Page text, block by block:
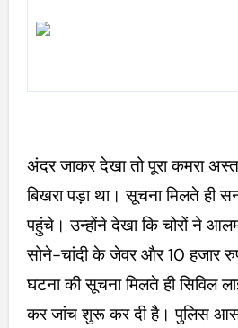
अंदर जाकर देखा तो पूरा कमरा
बिखरा पड़ा था। सूचना मिलते ही
पहुंचे। उन्होंने देखा कि चोरों ने
सोने-चांदी के जेवर और 10 हजार
घटना की सूचना मिलते ही सिविल
कर जांच शुरू कर दी है। पुलिस